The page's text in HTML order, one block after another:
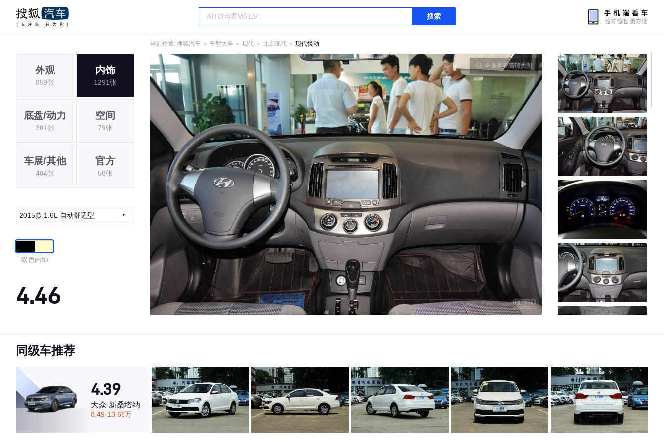
搜索
当前位置: 搜狐汽车 ＞ 车型大全 ＞ 现代 ＞ 北京现代 ＞ 现代悦动
外观
859张
内饰
1291张
底盘/动力
301张
空间
79张
车展/其他
404张
官方
58张
2015款 1.6L 自动舒适型
双色内饰
4.46
·内饰表现一般，低于66%同级车
·空间表现较为优秀，优于50%同级车
全屏查看高清大图
同级车推荐
4.39
大众 新桑塔纳
8.49-13.68万